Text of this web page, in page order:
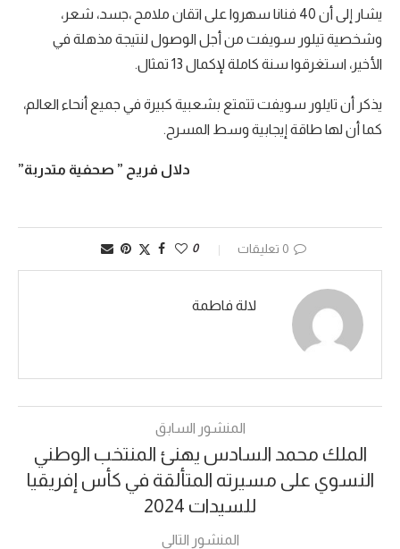
يشار إلى أن 40 فنانا سهروا على اتقان ملامح ،جسد، شعر،
وشخصية تيلور سويفت من أجل الوصول لنتيجة مذهلة في
الأخير، استغرقوا سنة كاملة لإكمال 13 تمثال.
يذكر أن تايلور سويفت تتمتع بشعبية كبيرة في جميع أنحاء العالم،
كما أن لها طاقة إيجابية وسط المسرح.
دلال فريح ” صحفية متدربة”
0 تعليقات 0
لالة فاطمة
المنشور السابق
الملك محمد السادس يهنئ المنتخب الوطني
النسوي على مسيرته المتألقة في كأس إفريقيا
للسيدات 2024
المنشور التالي